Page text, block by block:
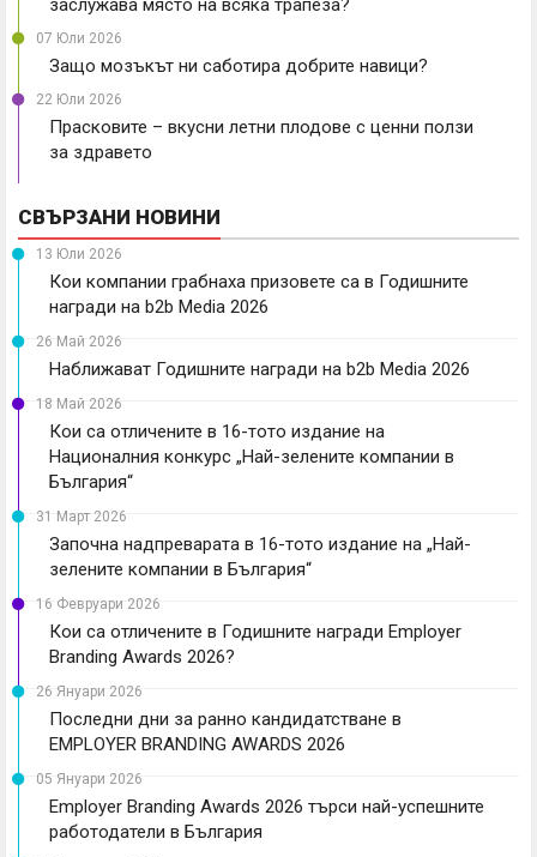
заслужава място на всяка трапеза?
07 Юли 2026
Защо мозъкът ни саботира добрите навици?
22 Юли 2026
Прасковите – вкусни летни плодове с ценни ползи
за здравето
СВЪРЗАНИ НОВИНИ
13 Юли 2026
Кои компании грабнаха призовете са в Годишните
награди на b2b Media 2026
26 Май 2026
Наближават Годишните награди на b2b Media 2026
18 Май 2026
Кои са отличените в 16-тото издание на
Националния конкурс „Най-зелените компании в
България“
31 Март 2026
Започна надпреварата в 16-тото издание на „Най-
зелените компании в България“
16 Февруари 2026
Кои са отличените в Годишните награди Employer
Branding Awards 2026?
26 Януари 2026
Последни дни за ранно кандидатстване в
EMPLOYER BRANDING AWARDS 2026
05 Януари 2026
Employer Branding Awards 2026 търси най-успешните
работодатели в България